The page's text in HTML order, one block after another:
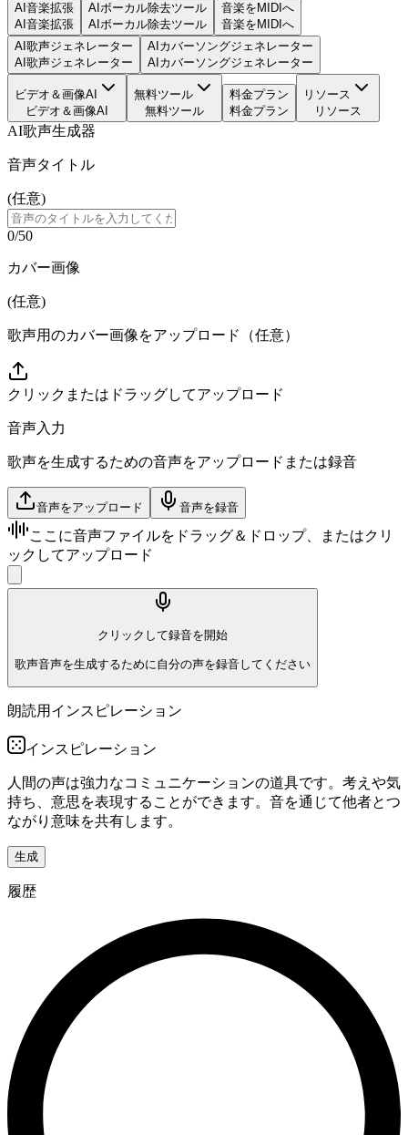
AI音楽拡張
AI音楽拡張
AIボーカル除去ツール
AIボーカル除去ツール
音楽をMIDIへ
音楽をMIDIへ
AI歌声ジェネレーター
AI歌声ジェネレーター
AIカバーソングジェネレーター
AIカバーソングジェネレーター
ビデオ＆画像AI
ビデオ＆画像AI
無料ツール
無料ツール
料金プラン
料金プラン
リソース
リソース
AI歌声生成器
音声タイトル
(任意)
0/50
カバー画像
(任意)
歌声用のカバー画像をアップロード（任意）
クリックまたはドラッグしてアップロード
音声入力
歌声を生成するための音声をアップロードまたは録音
音声をアップロード 音声を録音
ここに音声ファイルをドラッグ＆ドロップ、またはクリ
ックしてアップロード
クリックして録音を開始
歌声音声を生成するために自分の声を録音してください
朗読用インスピレーション
インスピレーション
人間の声は強力なコミュニケーションの道具です。考えや気
持ち、意思を表現することができます。音を通じて他者とつ
ながり意味を共有します。
生成
履歴